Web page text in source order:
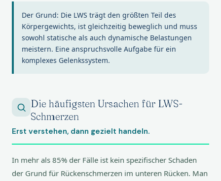
Der Grund: Die LWS trägt den größten Teil des
Körpergewichts, ist gleichzeitig beweglich und muss
sowohl statische als auch dynamische Belastungen
meistern. Eine anspruchsvolle Aufgabe für ein
komplexes Gelenkssystem.
Die häufigsten Ursachen für LWS-
Schmerzen
Erst verstehen, dann gezielt handeln.
In mehr als 85% der Fälle ist kein spezifischer Schaden
der Grund für Rückenschmerzen im unteren Rücken. Man